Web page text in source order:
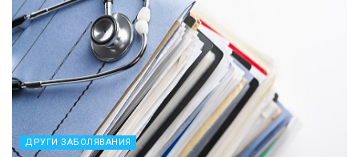
ДРУГИ ЗАБОЛЯВАНИЯ